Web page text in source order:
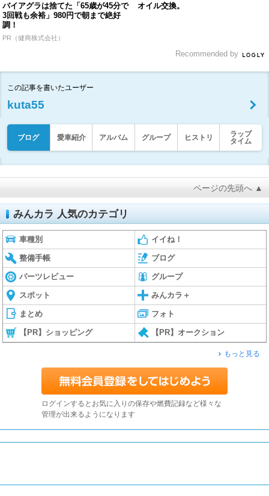
バイアグラは捨てた「65歳が45分で
3回戦も余裕」980円で朝まで絶好
調！
PR（健商株式会社）
オイル交換。
Recommended by
この記事を書いたユーザー
kuta55
ブログ 愛車紹介 アルバム グループ ヒストリ
ラップ
タイム
ページの先頭へ ▲
みんカラ 人気のカテゴリ
車種別 イイね！
整備手帳 ブログ
パーツレビュー グループ
スポット みんカラ＋
まとめ フォト
【PR】ショッピング 【PR】オークション
もっと見る
ログインするとお気に入りの保存や燃費記録など様々な
管理が出来るようになります